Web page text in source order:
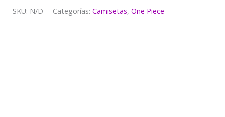
SKU: N/D Categorías: Camisetas, One Piece